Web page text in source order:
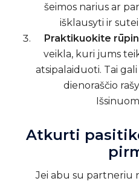
šeimos narius ar
išklausyti ir
Praktikuokite
veikla, kuri jums
atsipalaiduoti. Tai
dienoraščio
Atkurti
Jei abu su